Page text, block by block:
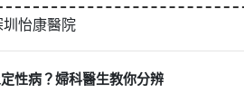
怡康醫院
性病？婦科醫生教你分辨